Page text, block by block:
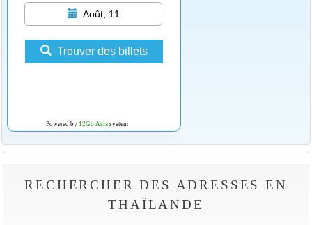
Août, 11
Trouver des billets
Powered by 12Go Asia system
RECHERCHER DES ADRESSES EN
THAÏLANDE